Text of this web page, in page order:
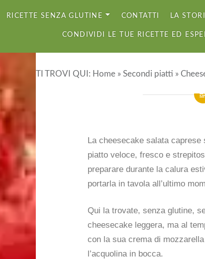
RICETTE SENZA GLUTINE CONTATTI LA
CONDIVIDI LE TUE RICETTE ED
TI TROVI QUI: Home » Secondi piatti »
La cheesecake salata caprese
piatto veloce, fresco e
preparare durante la calura
portarla in tavola all’ultimo
Qui la trovate, senza glutine,
cheesecake leggera, ma al
con la sua crema di
l’acquolina in bocca.